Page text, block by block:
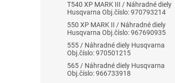
T540 XP MARK III / Náhradné diely
Husqvarna Obj.číslo: 970793214
550 XP MARK II / Náhradné diely
Husqvarna Obj.číslo: 967690935
555 / Náhradné diely Husqvarna
Obj.číslo: 970501215
565 / Náhradné diely Husqvarna
Obj.číslo: 966733918